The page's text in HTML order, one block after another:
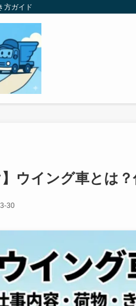
方ガイド
】ウイング車とは
30